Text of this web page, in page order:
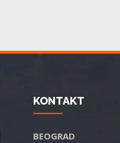
KONTAKT
BEOGRAD